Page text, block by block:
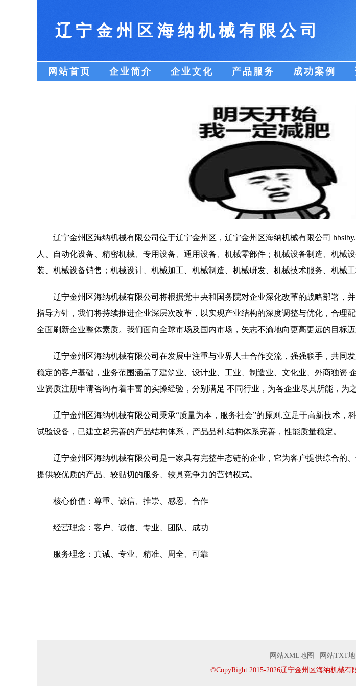
辽宁金州区海纳机械有限公司
网站首页 企业简介 企业文化 产品服务 成功案例
辽宁金州区海纳机械有限公司位于辽宁金州区，辽宁金州区海纳机械有限公司
人、自动化设备、精密机械、专用设备、通用设备、机械零部件；机械设备制造、机械
装、机械设备销售；机械设计、机械加工、机械制造、机械研发、机械技术服务、机械
辽宁金州区海纳机械有限公司将根据党中央和国务院对企业深化改革的战略部署，
指导方针，我们将持续推进企业深层次改革，以实现产业结构的深度调整与优化，合理
全面刷新企业整体素质。我们面向全球市场及国内市场，矢志不渝地向更高更远的目标迈
辽宁金州区海纳机械有限公司在发展中注重与业界人士合作交流，强强联手，共同
稳定的客户基础，业务范围涵盖了建筑业、设计业、工业、制造业、文化业、外商独资
业资质注册申请咨询有着丰富的实操经验，分别满足 不同行业，为各企业尽其所能，为
辽宁金州区海纳机械有限公司秉承“质量为本，服务社会”的原则,立足于高新技术，
试验设备，已建立起完善的产品结构体系，产品品种,结构体系完善，性能质量稳定。
辽宁金州区海纳机械有限公司是一家具有完整生态链的企业，它为客户提供综合的
提供较优质的产品、较贴切的服务、较具竞争力的营销模式。
核心价值：尊重、诚信、推崇、感恩、合作
经营理念：客户、诚信、专业、团队、成功
服务理念：真诚、专业、精准、周全、可靠
网站XML地图 网站TXT地
©CopyRight 2015-2026辽宁金州区海纳机械有